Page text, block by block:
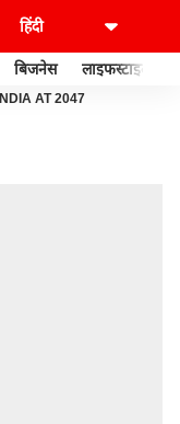
बिजनेस लाइफस्टाइल
INDIA AT 2047